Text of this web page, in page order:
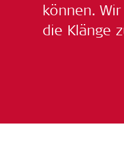
können.
die Klänge